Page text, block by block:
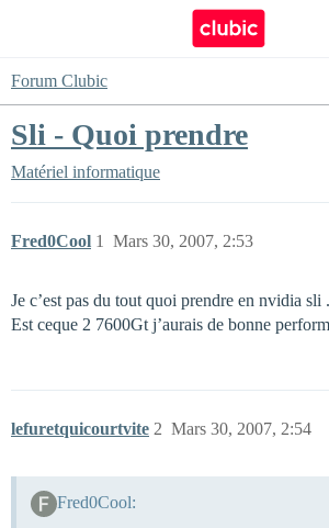
Forum Clubic
Sli - Quoi prendre
Matériel informatique
Fred0Cool Mars 30, 2007, 2:53
1
Je c’est pas du tout quoi prendre en nvidia sli .
Est ceque 2 7600Gt j’aurais de bonne
lefuretquicourtvite Mars 30, 2007, 2:54
2
Fred0Cool: